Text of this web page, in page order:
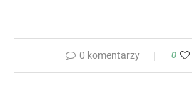
0 komentarzy 0